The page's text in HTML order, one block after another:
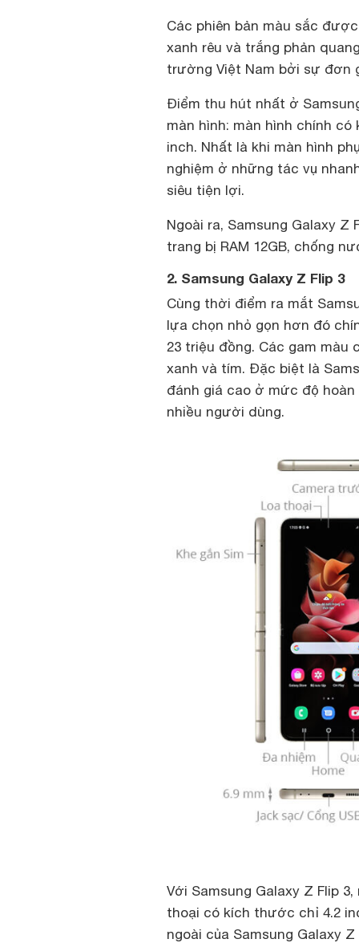
Các phiên bản màu sắc
xanh rêu và trắng phản
trường Việt Nam bởi sự đơn
Điểm thu hút nhất ở
màn hình: màn hình chính
inch. Nhất là khi màn hình
nghiệm ở những tác vụ
siêu tiện lợi.
Ngoài ra, Samsung Galaxy
trang bị RAM 12GB, chống
2. Samsung Galaxy Z Flip 3
Cùng thời điểm ra mắt
lựa chọn nhỏ gọn hơn đó
23 triệu đồng. Các gam màu
xanh và tím. Đặc biệt là
đánh giá cao ở mức độ
nhiều người dùng.
Với Samsung Galaxy Z Flip
thoại có kích thước chỉ 4.2
ngoài của Samsung Galaxy